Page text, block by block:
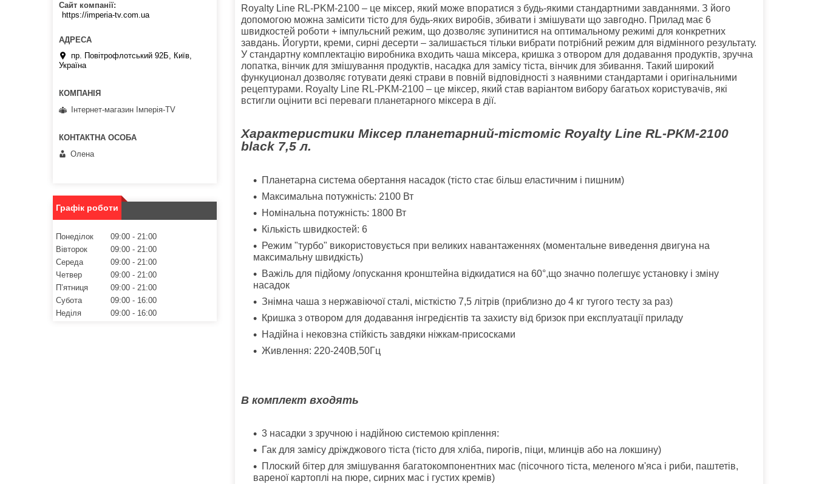
Royalty Line RL-PKM-2100 – це міксер, який може впоратися з будь-якими стандартними завданнями. З його
допомогою можна замісити тісто для будь-яких виробів, збивати і змішувати що завгодно. Прилад має 6
швидкостей роботи + імпульсний режим, що дозволяє зупинитися на оптимальному режимі для конкретних
завдань. Йогурти, креми, сирні десерти – залишається тільки вибрати потрібний режим для відмінного результату.
У стандартну комплектацію виробника входить чаша міксера, кришка з отвором для додавання продуктів, зручна
лопатка, вінчик для змішування продуктів, насадка для замісу тіста, вінчик для збивання. Такий широкий
функуционал дозволяє готувати деякі страви в повній відповідності з наявними стандартами і оригінальними
рецептурами. Royalty Line RL-PKM-2100 – це міксер, який став варіантом вибору багатьох користувачів, які
встигли оцінити всі переваги планетарного міксера в дії.
Характеристики Міксер планетарний-тістоміс Royalty Line RL-PKM-2100
black 7,5 л.
Планетарна система обертання насадок (тісто стає більш еластичним і пишним)
Максимальна потужність: 2100 Вт
Номінальна потужність: 1800 Вт
Кількість швидкостей: 6
Режим "турбо" використовується при великих навантаженнях (моментальне виведення двигуна на
максимальну швидкість)
Важіль для підйому /опускання кронштейна відкидатися на 60°,що значно полегшує установку і зміну
насадок
Знімна чаша з нержавіючої сталі, місткістю 7,5 літрів (приблизно до 4 кг тугого тесту за раз)
Кришка з отвором для додавання інгредієнтів та захисту від бризок при експлуатації приладу
Надійна і нековзна стійкість завдяки ніжкам-присосками
Живлення: 220-240В,50Гц
В комплект входять
3 насадки з зручною і надійною системою кріплення:
Гак для замісу дріжджового тіста (тісто для хліба, пирогів, піци, млинців або на локшину)
Плоский бітер для змішування багатокомпонентних мас (пісочного тіста, меленого м'яса і риби, паштетів,
вареної картоплі на пюре, сирних мас і густих кремів)
Сайт компанії
https://imperia-tv.com.ua
пр. Повітрофлотський 92Б, Київ,
Україна
Інтернет-магазин Імперія-TV
Олена
Графік роботи
Понеділок 09:00
21:00
Вівторок
09:00
21:00
Середа
09:00
21:00
Четвер
09:00
21:00
Пʼятниця
09:00
21:00
Субота
09:00
16:00
Неділя
09:00 16:00